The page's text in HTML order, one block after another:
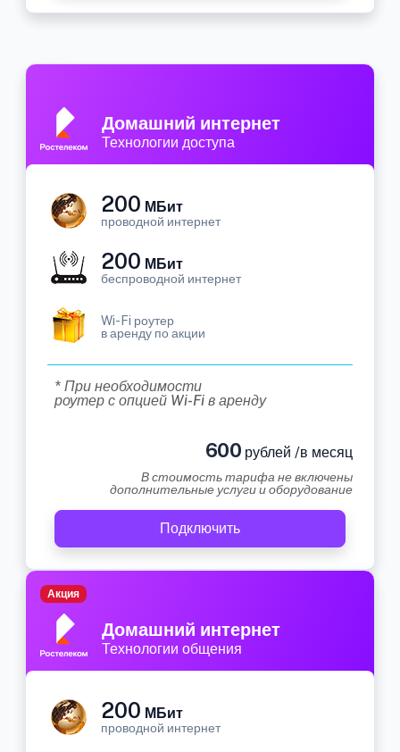
Домашний интернет
Технологии доступа
200 МБит
проводной интернет
200 МБит
беспроводной интернет
Wi-Fi роутер
в аренду по акции
* При необходимости
роутер с опцией Wi-Fi в аренду
600 рублей /в месяц
В стоимость тарифа не включены
дополнительные услуги и оборудование
Подключить
Домашний интернет
Технологии общения
Акция
200 МБит
проводной интернет